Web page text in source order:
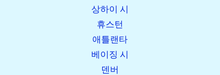
상하이 시
휴스턴
애틀랜타
베이징 시
덴버